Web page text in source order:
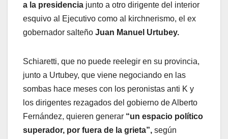
a la presidencia junto a otro dirigente del interior
esquivo al Ejecutivo como al kirchnerismo, el ex
gobernador salteño Juan Manuel Urtubey.
Schiaretti, que no puede reelegir en su provincia,
junto a Urtubey, que viene negociando en las
sombas hace meses con los peronistas anti K y
los dirigentes rezagados del gobierno de Alberto
Fernández, quieren generar “un espacio político
superador, por fuera de la grieta”, según